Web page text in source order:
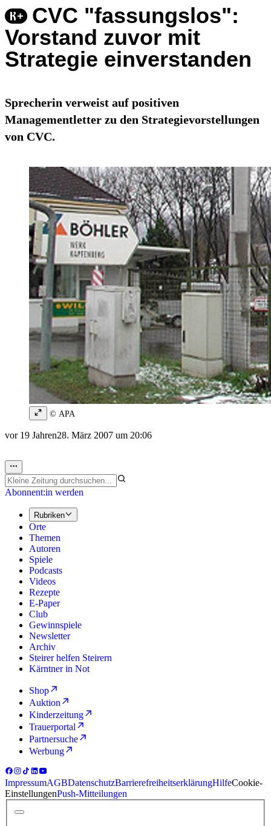
CVC "fassungslos":
Vorstand zuvor mit
Strategie einverstanden
Sprecherin verweist auf positiven
Managementletter zu den Strategievorstellungen
von CVC.
© APA
vor 19 Jahren28. März 2007 um 20:06
Abonnent:in werden
Rubriken
Orte
Themen
Autoren
Spiele
Podcasts
Videos
Rezepte
E-Paper
Club
Gewinnspiele
Newsletter
Archiv
Steirer helfen Steirern
Kärntner in Not
Shop
Auktion
Kinderzeitung
Trauerportal
Partnersuche
Werbung
ImpressumAGBDatenschutzBarrierefreiheitserklärungHilfeCookie-
EinstellungenPush-Mitteilungen